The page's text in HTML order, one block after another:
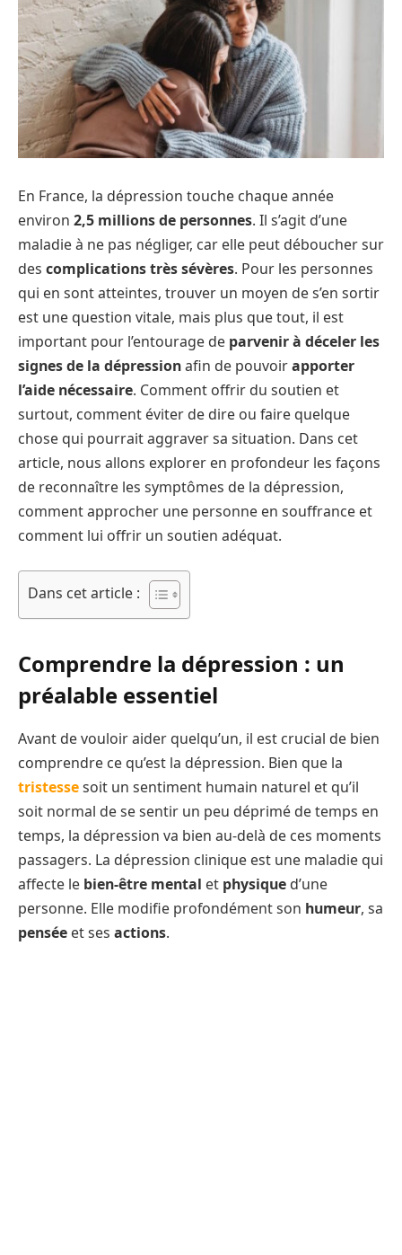
En France, la dépression touche chaque année
environ 2,5 millions de personnes. Il s’agit d’une
maladie à ne pas négliger, car elle peut déboucher sur
des complications très sévères. Pour les personnes
qui en sont atteintes, trouver un moyen de s’en sortir
est une question vitale, mais plus que tout, il est
important pour l’entourage de parvenir à déceler les
signes de la dépressionafin de pouvoirapporter
l’aide nécessaire. Comment offrir du soutien et
surtout, comment éviter de dire ou faire quelque
chose qui pourrait aggraver sa situation. Dans cet
article, nous allons explorer en profondeur les façons
de reconnaître les symptômes de la dépression,
comment approcher une personne en souffrance et
comment lui offrir un soutien adéquat.
Dans cet article :
Comprendre la dépression : un
préalable essentiel
Avant de vouloir aider quelqu’un, il est crucial de bien
comprendre ce qu’est la dépression. Bien que la
tristessesoit un sentiment humain naturel et qu’il
soit normal de se sentir un peu déprimé de temps en
temps, la dépression va bien au-delà de ces moments
passagers. La dépression clinique est une maladie qui
affecte le bien-être mental et physique d’une
personne. Elle modifie profondément son humeur, sa
pensée et ses actions.